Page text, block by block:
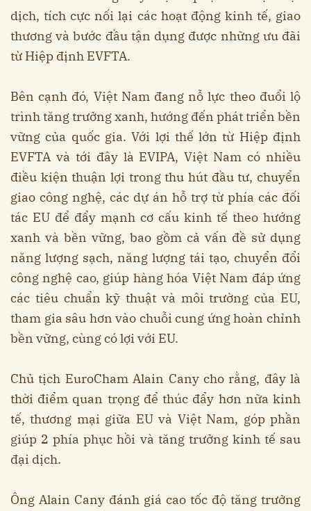
dịch, tích cực nối lại các hoạt động kinh tế, giao
thương và bước đầu tận dụng được những ưu đãi
từ Hiệp định EVFTA.
Bên cạnh đó, Việt Nam đang nỗ lực theo đuổi lộ
trình tăng trưởng xanh, hướng đến phát triển bền
vững của quốc gia. Với lợi thế lớn từ Hiệp định
EVFTA và tới đây là EVIPA, Việt Nam có nhiều
điều kiện thuận lợi trong thu hút đầu tư, chuyển
giao công nghệ, các dự án hỗ trợ từ phía các đối
tác EU để đẩy mạnh cơ cấu kinh tế theo hướng
xanh và bền vững, bao gồm cả vấn đề sử dụng
năng lượng sạch, năng lượng tái tạo, chuyển đổi
công nghệ cao, giúp hàng hóa Việt Nam đáp ứng
các tiêu chuẩn kỹ thuật và môi trường của EU,
tham gia sâu hơn vào chuỗi cung ứng hoàn chỉnh
bền vững, cùng có lợi với EU.
Chủ tịch EuroCham Alain Cany cho rằng, đây là
thời điểm quan trọng để thúc đẩy hơn nữa kinh
tế, thương mại giữa EU và Việt Nam, góp phần
giúp 2 phía phục hồi và tăng trưởng kinh tế sau
đại dịch.
Ông Alain Cany đánh giá cao tốc độ tăng trưởng